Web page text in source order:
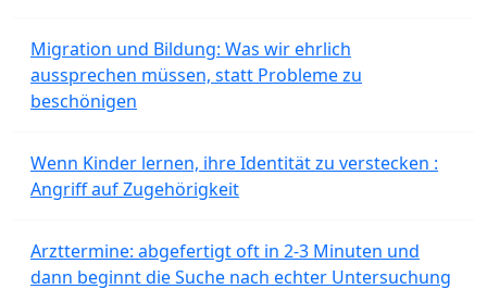
Migration und Bildung: Was wir ehrlich
aussprechen müssen, statt Probleme zu
beschönigen
Wenn Kinder lernen, ihre Identität zu verstecken :
Angriff auf Zugehörigkeit
Arzttermine: abgefertigt oft in 2-3 Minuten und
dann beginnt die Suche nach echter Untersuchung